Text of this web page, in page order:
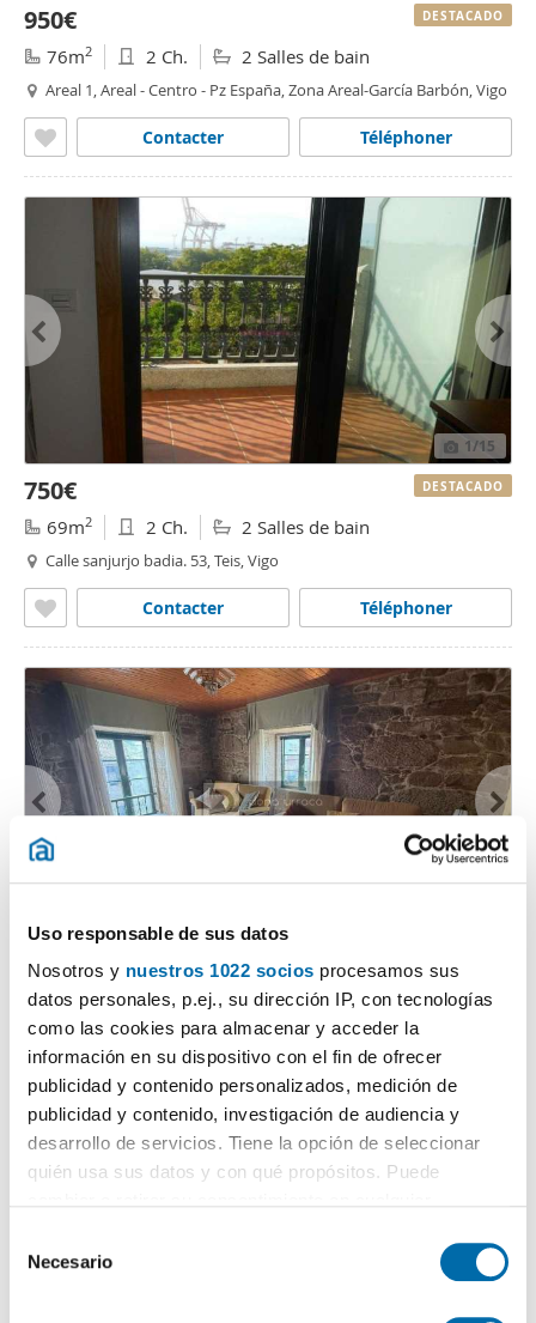
Uso responsable de sus datos
Nosotros y nuestros 1022 socios procesamos sus
datos personales, p.ej., su dirección IP, con tecnologías
como las cookies para almacenar y acceder la
información en su dispositivo con el fin de ofrecer
publicidad y contenido personalizados, medición de
publicidad y contenido, investigación de audiencia y
desarrollo de servicios. Tiene la opción de seleccionar
quién usa sus datos y con qué propósitos. Puede
el Menú de consentimiento.
Necesario
950€
76m2 2 Ch. 2 Salles de bain
Areal 1, Areal - Centro - Pz España, Zona Areal-García Barbón, Vigo
Téléphoner
Contacter
DESTACADO
1/15
750€
69m2 2 Ch. 2 Salles de bain
Calle sanjurjo badia. 53, Teis, Vigo
Téléphoner
Contacter
DESTACADO
650€
90m2 3 Ch. 1 Salle de bain
Tui (Casco Urbano)
Téléphoner
Contacter